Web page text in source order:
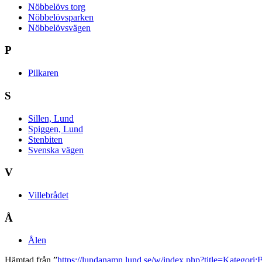
Nöbbelövs torg
Nöbbelövsparken
Nöbbelövsvägen
P
Pilkaren
S
Sillen, Lund
Spiggen, Lund
Stenbiten
Svenska vägen
V
Villebrådet
Å
Ålen